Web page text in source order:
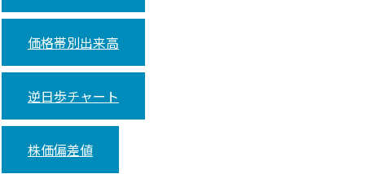
価格帯別出来高
逆日歩チャート
株価偏差値